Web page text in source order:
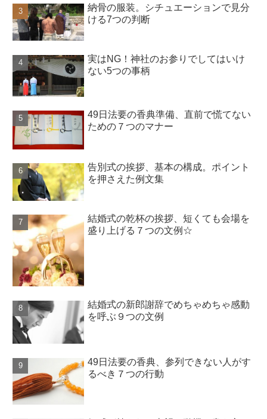
納骨の服装。シチュエーションで見分
ける7つの判断
実はNG！神社のお参りでしてはいけ
ない5つの事柄
49日法要の香典準備、直前で慌てない
ための７つのマナー
告別式の挨拶、基本の構成。ポイント
を押さえた例文集
結婚式の乾杯の挨拶、短くても会場を
盛り上げる７つの文例☆
結婚式の新郎謝辞でめちゃめちゃ感動
を呼ぶ９つの文例
49日法要の香典、参列できない人がす
るべき７つの行動